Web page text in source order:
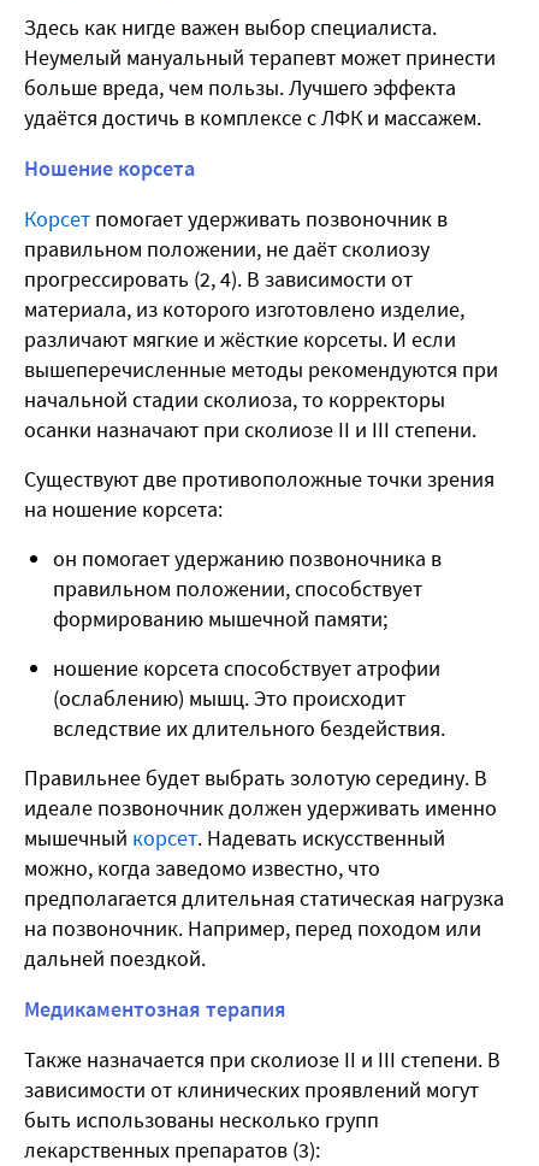
Здесь как нигде важен выбор специалиста.
Неумелый мануальный терапевт может принести
больше вреда, чем пользы. Лучшего эффекта
удаётся достичь в комплексе с ЛФК и массажем.
Ношение корсета
Корсет помогает удерживать позвоночник в
правильном положении, не даёт сколиозу
прогрессировать (2, 4). В зависимости от
материала, из которого изготовлено изделие,
различают мягкие и жёсткие корсеты. И если
вышеперечисленные методы рекомендуются при
начальной стадии сколиоза, то корректоры
осанки назначают при сколиозе II и III степени.
Существуют две противоположные точки зрения
на ношение корсета:
он помогает удержанию позвоночника в
правильном положении, способствует
формированию мышечной памяти;
ношение корсета способствует атрофии
(ослаблению) мышц. Это происходит
вследствие их длительного бездействия.
Правильнее будет выбрать золотую середину. В
идеале позвоночник должен удерживать именно
мышечный корсет. Надевать искусственный
можно, когда заведомо известно, что
предполагается длительная статическая нагрузка
на позвоночник. Например, перед походом или
дальней поездкой.
Медикаментозная терапия
Также назначается при сколиозе II и III степени. В
зависимости от клинических проявлений могут
быть использованы несколько групп
лекарственных препаратов (3):